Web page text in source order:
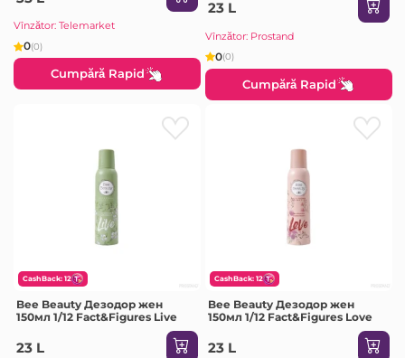
Vînzător: Telemarket
0(0)
Cumpără Rapid
23 L
Vînzător: Prostand
0(0)
Cumpără Rapid
CashBack: 12
Bee Beauty Дезодор жен
150мл 1/12 Fact&Figures Live
23 L
CashBack: 12
Bee Beauty Дезодор жен
150мл 1/12 Fact&Figures Love
23 L